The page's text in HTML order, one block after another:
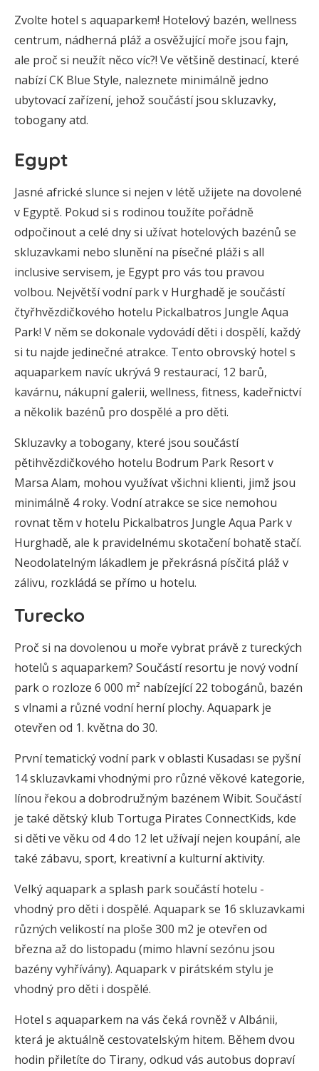
Zvolte hotel s aquaparkem! Hotelový bazén, wellness
centrum, nádherná pláž a osvěžující moře jsou fajn,
ale proč si neužít něco víc?! Ve většině destinací, které
nabízí CK Blue Style, naleznete minimálně jedno
ubytovací zařízení, jehož součástí jsou skluzavky,
tobogany atd.
Egypt
Jasné africké slunce si nejen v létě užijete na dovolené
v Egyptě. Pokud si s rodinou toužíte pořádně
odpočinout a celé dny si užívat hotelových bazénů se
skluzavkami nebo slunění na písečné pláži s all
inclusive servisem, je Egypt pro vás tou pravou
volbou. Největší vodní park v Hurghadě je součástí
čtyřhvězdičkového hotelu Pickalbatros Jungle Aqua
Park! V něm se dokonale vydovádí děti i dospělí, každý
si tu najde jedinečné atrakce. Tento obrovský hotel s
aquaparkem navíc ukrývá 9 restaurací, 12 barů,
kavárnu, nákupní galerii, wellness, fitness, kadeřnictví
a několik bazénů pro dospělé a pro děti.
Skluzavky a tobogany, které jsou součástí
pětihvězdičkového hotelu Bodrum Park Resort v
Marsa Alam, mohou využívat všichni klienti, jimž jsou
minimálně 4 roky. Vodní atrakce se sice nemohou
rovnat těm v hotelu Pickalbatros Jungle Aqua Park v
Hurghadě, ale k pravidelnému skotačení bohatě stačí.
Neodolatelným lákadlem je překrásná písčitá pláž v
zálivu, rozkládá se přímo u hotelu.
Turecko
Proč si na dovolenou u moře vybrat právě z tureckých
hotelů s aquaparkem? Součástí resortu je nový vodní
park o rozloze 6 000 m² nabízející 22 tobogánů, bazén
s vlnami a různé vodní herní plochy. Aquapark je
otevřen od 1. května do 30.
První tematický vodní park v oblasti Kusadası se pyšní
14 skluzavkami vhodnými pro různé věkové kategorie,
línou řekou a dobrodružným bazénem Wibit. Součástí
je také dětský klub Tortuga Pirates ConnectKids, kde
si děti ve věku od 4 do 12 let užívají nejen koupání, ale
také zábavu, sport, kreativní a kulturní aktivity.
Velký aquapark a splash park součástí hotelu -
vhodný pro děti i dospělé. Aquapark se 16 skluzavkami
různých velikostí na ploše 300 m2 je otevřen od
března až do listopadu (mimo hlavní sezónu jsou
bazény vyhřívány). Aquapark v pirátském stylu je
vhodný pro děti i dospělé.
Hotel s aquaparkem na vás čeká rovněž v Albánii,
která je aktuálně cestovatelským hitem. Během dvou
hodin přiletíte do Tirany, odkud vás autobus dopraví